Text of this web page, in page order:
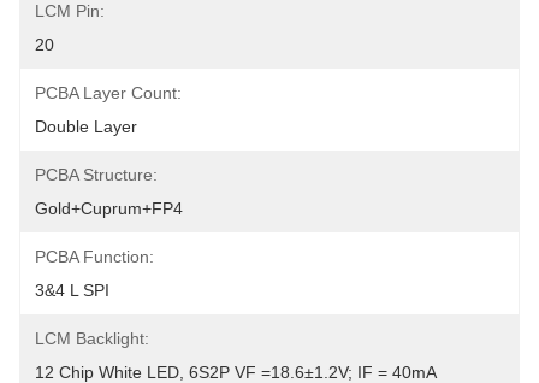
LCM Pin:
20
PCBA Layer Count:
Double Layer
PCBA Structure:
Gold+Cuprum+FP4
PCBA Function:
3&4 L SPI
LCM Backlight:
12 Chip White LED, 6S2P VF =18.6±1.2V; IF = 40mA